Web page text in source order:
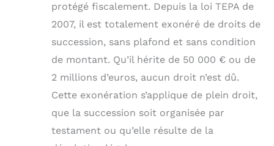
protégé fiscalement. Depuis la loi TEPA de
2007, il est totalement exonéré de droits de
succession, sans plafond et sans condition
de montant. Qu’il hérite de 50 000 € ou de
2 millions d’euros, aucun droit n’est dû.
Cette exonération s’applique de plein droit,
que la succession soit organisée par
testament ou qu’elle résulte de la